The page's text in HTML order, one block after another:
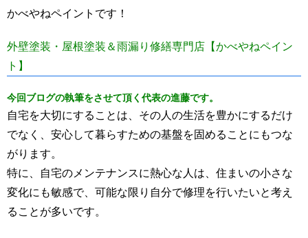
かべやねペイントです！
外壁塗装・屋根塗装＆雨漏り修繕専門店【かべやねペイン
ト】
今回ブログの執筆をさせて頂く代表の進藤です。
自宅を大切にすることは、その人の生活を豊かにするだけ
でなく、安心して暮らすための基盤を固めることにもつな
がります。
特に、自宅のメンテナンスに熱心な人は、住まいの小さな
変化にも敏感で、可能な限り自分で修理を行いたいと考え
ることが多いです。